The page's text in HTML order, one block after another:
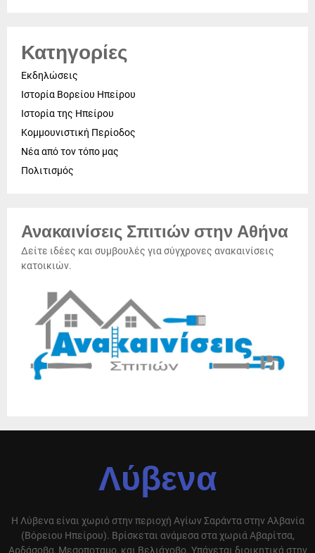
Κατηγορίες
Εκδηλώσεις
Ιστορία Βορείου Ηπείρου
Ιστορία της Ηπείρου
Κομμουνιστική Περίοδος
Νέα από τον τόπο μας
Πολιτισμός
Ανακαινίσεις Σπιτιών στην Αθήνα
Δείτε ιδέες και συμβουλές για σύγχρονες ανακαινίσεις
κατοικιών.
Λύβενα
Η Λύβενα είναι χωριό στην περιοχή Αγίων Σαράντα στην Αλβανία
(Βόρειου Ηπείρου). Βρίσκεται ανάμεσα στα χωριά Αβαρίτσα,
Αρδάσοβα, Μεσοποταμο, και Βελιάχοβο. Υπάγεται διοικητικά στην